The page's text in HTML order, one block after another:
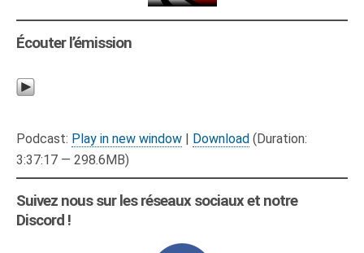
Écouter l’émission
Podcast: Play in new window Download (Duration:
3:37:17 — 298.6MB)
Suivez nous sur les réseaux sociaux et notre
Discord !